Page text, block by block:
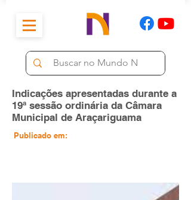
Indicações apresentadas durante a
19ª sessão ordinária da Câmara
Municipal de Araçariguama
Publicado em: